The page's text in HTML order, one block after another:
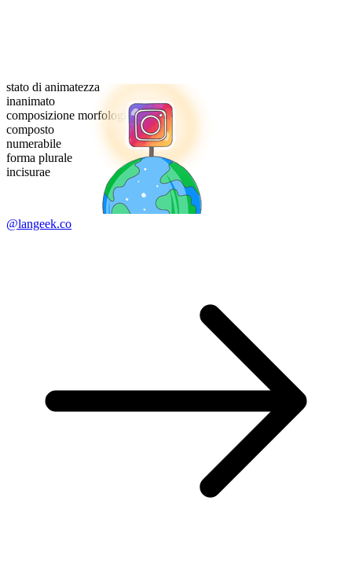
stato di animatezza
inanimato
composizione morfologica
composto
numerabile
forma plurale
incisurae
@langeek.co